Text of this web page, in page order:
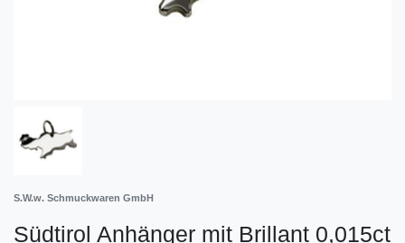
S.W.w. Schmuckwaren GmbH
Südtirol Anhänger mit Brillant 0,015ct